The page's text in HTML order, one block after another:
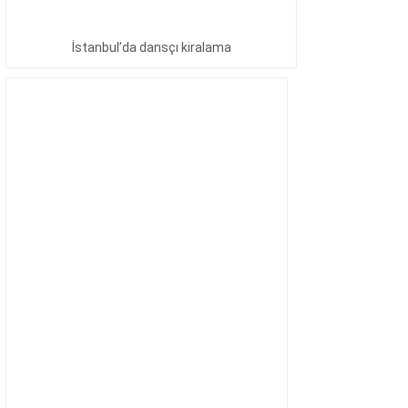
İstanbul’da dansçı kiralama